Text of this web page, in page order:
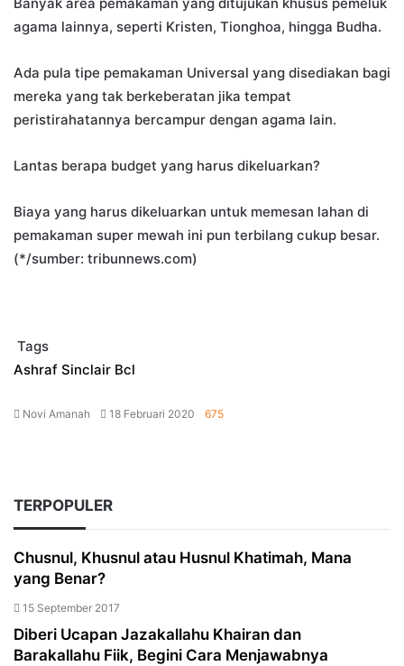
agama lainnya, seperti Kristen, Tionghoa, hingga Budha.
Ada pula tipe pemakaman Universal yang disediakan bagi
mereka yang tak berkeberatan jika tempat
peristirahatannya bercampur dengan agama lain.
Lantas berapa budget yang harus dikeluarkan?
Biaya yang harus dikeluarkan untuk memesan lahan di
pemakaman super mewah ini pun terbilang cukup besar.
(*/sumber: tribunnews.com)
Tags
Ashraf Sinclair Bcl
Novi Amanah
Send18 Februari 2020 675
TERPOPULER
Chusnul, Khusnul atau Husnul Khatimah, Mana
yang Benar?
15 September 2017
Diberi Ucapan Jazakallahu Khairan dan
Barakallahu Fiik, Begini Cara Menjawabnya